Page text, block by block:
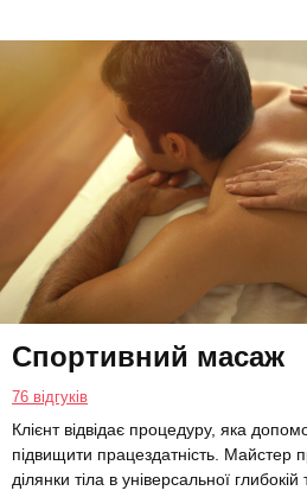
Спортивний масаж
76 відгуків
Клієнт відвідає процедуру, яка
підвищити працездатність. Майстер
ділянки тіла в універсальної глибокій